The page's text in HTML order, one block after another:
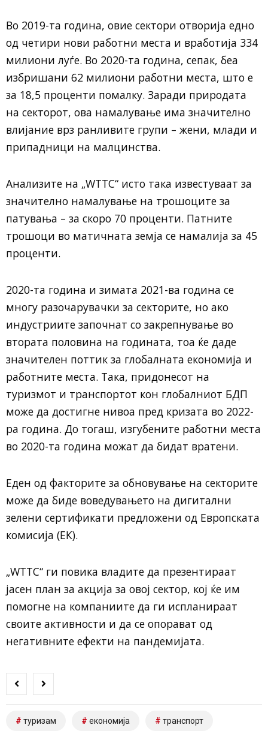
Во 2019-та година, овие сектори отворија едно
од четири нови работни места и вработија 334
милиони луѓе. Во 2020-та година, сепак, беа
избришани 62 милиони работни места, што е
за 18,5 проценти помалку. Заради природата
на секторот, ова намалување има значително
влијание врз ранливите групи – жени, млади и
припадници на малцинства.
Анализите на „WTTC“ исто така известуваат за
значително намалување на трошоците за
патувања – за скоро 70 проценти. Патните
трошоци во матичната земја се намалија за 45
проценти.
2020-та година и зимата 2021-ва година се
многу разочарувачки за секторите, но ако
индустриите започнат со закрепнување во
втората половина на годината, тоа ќе даде
значителен поттик за глобалната економија и
работните места. Така, придонесот на
туризмот и транспортот кон глобалниот БДП
може да достигне нивоа пред кризата во 2022-
ра година. До тогаш, изгубените работни места
во 2020-та година можат да бидат вратени.
Еден од факторите за обновување на секторите
може да биде воведувањето на дигитални
зелени сертификати предложени од Европската
комисија (ЕК).
„WTTC“ ги повика владите да презентираат
јасен план за акција за овој сектор, кој ќе им
помогне на компаниите да ги испланираат
своите активности и да се опорават од
негативните ефекти на пандемијата.
туризам економија транспорт